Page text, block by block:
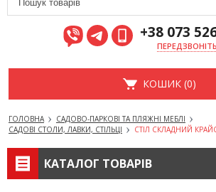
+38 073
КОШИК (0)
ГОЛОВНА
САДОВО-ПАРКОВІ ТА ПЛЯЖНІ МЕБЛІ
САДОВІ СТОЛИ, ЛАВКИ, СТІЛЬЦІ
СТІЛ СКЛАДНИЙ
КАТАЛОГ ТОВАРІВ